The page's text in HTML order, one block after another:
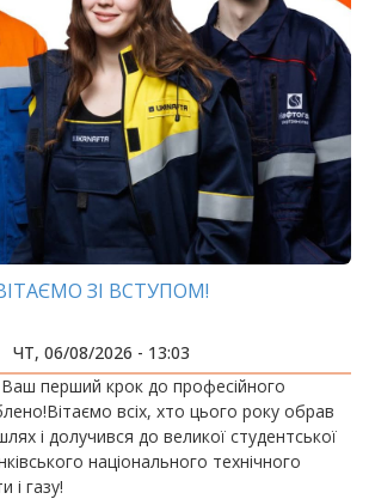
ЗІ ВСТУПОМ!
ЧТ, 06/08/2026 - 13:03
Ваш перший крок до професійного
всіх, хто цього року обрав
і долучився до великої студентської
національного технічного
і газу!